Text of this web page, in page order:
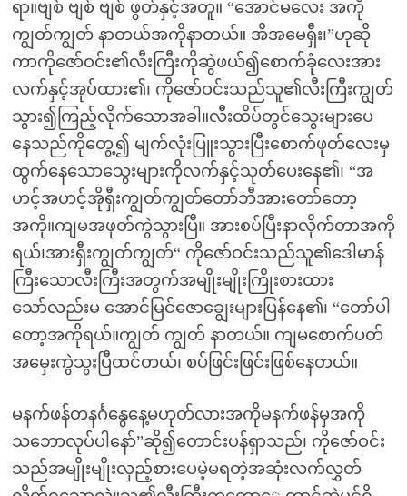
ရာ။ဗျစ် ဗျစ် ဗျစ် ဖွတ်နှင့်အတူ။ “အောင်မလေး အကို
ကျွတ်ကျွတ် နာတယ်အကိုနာတယ်။ အိအမေရှီး၊”ဟုဆို
ကာကိုဇော်ဝင်း၏လီးကြီးကိုဆွဲဖယ်၍စောက်ခုံလေးအား
လက်နှင့်အုပ်ထား၏၊ ကိုဇော်ဝင်းသည်သူ၏လီးကြီးကျွတ်
သွား၍ကြည့်လိုက်သောအခါ။လီးထိပ်တွင်သွေးများပေ
နေသည်ကိုတွေ့၍ မျက်လုံးပြူးသွားပြီးစောက်ဖုတ်လေးမှ
ထွက်နေသောသွေးများကိုလက်နှင့်သုတ်ပေးနေ၏၊ “အ
ဟင့်အဟင့်အိုရှီးကျွတ်ကျွတ်တော်ဘီအားတော်တော့
အကို။ကျမအဖုတ်ကွဲသွားပြီ။ အားစပ်ပြီးနာလိုက်တာအကို
ရယ်၊အားရှီးကျွတ်ကျွတ်“ ကိုဇော်ဝင်းသည်သူ၏ဒေါမာန်
ကြီးသောလီးကြီးအတွက်အမျိုးမျိုးကြိုးစားထား
သော်လည်းမ အောင်မြင်ဇောချွေးများပြန်နေ၏၊ “တော်ပါ
တော့အကိုရယ်။ကျွတ် ကျွတ် နာတယ်။ ကျမစောက်ပတ်
အမှေးကွဲသွးပြီထင်တယ်၊ စပ်ဖြင်းဖြင်းဖြစ်နေတယ်။
မနက်ဖန်တနင်္ဂနွေနေ့မဟုတ်လားအကိုမနက်ဖန်မှအကို
သဘောလုပ်ပါနော်”ဆို၍တောင်းပန်ရှာသည်၊ ကိုဇော်ဝင်း
သည်အမျိုးမျိုးလှည့်စားပေမဲ့မရတဲ့အဆုံးလက်လွှတ်